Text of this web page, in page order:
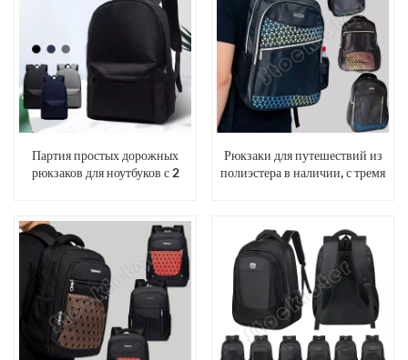
Партия простых дорожных
рюкзаков для ноутбуков с 2
Рюкзаки для путешествий из
полиэстера в наличии, с тремя